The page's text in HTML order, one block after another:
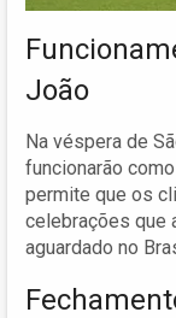
João
Na véspera de
funcionarão
permite que os
celebrações que
aguardado no